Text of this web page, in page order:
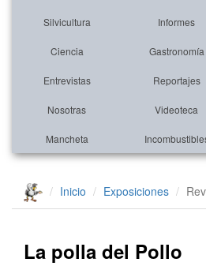
Silvicultura Informes
Ciencia Gastronomía
Entrevistas Reportajes
Nosotras Videoteca
Mancheta
Inicio Exposiciones
La polla del Pollo